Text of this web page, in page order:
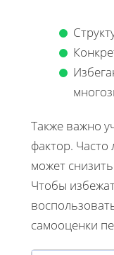
Также важно
фактор.
может
Чтобы
самооценки